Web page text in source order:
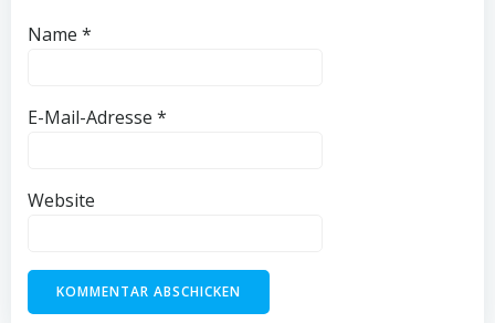
Name *
E-Mail-Adresse *
Website